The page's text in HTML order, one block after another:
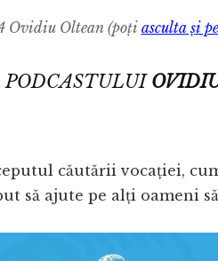
Ovidiu Oltean(poți asculta și
PODCASTULUI
căutării vocației,
să ajute pe alți oameni